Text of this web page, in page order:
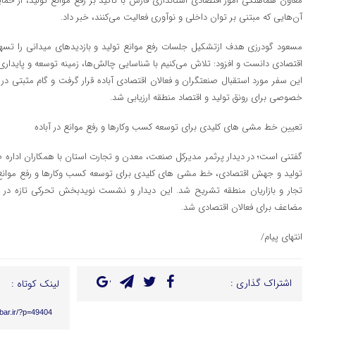
آن‌هایی که مبتنی بر توان داخلی و نوآوری فعالیت می‌کنند، خبر داد.
مسعود گودرزی هدف ازتشکیل جلسات رفع موانع تولید و بازدیدهای میدانی را
اقتصادی دانست و افزود: تلاش می‌کنیم با شناسایی چالش‌ها، زمینه توسعه و
این سفر مورد استقبال صنعتگران و فعالان اقتصادی آباده قرار گرفت و گام
خصوصی برای رونق تولید و اقتصاد منطقه ارزیابی شد.
تعیین خط مشی های کلیدی برای توسعه کسب وکارها و رفع موانع در آباده
گفتنی است؛ در دیدار پرثمر مدیرکل صنعت، معدن و تجارت استان با همکاران اداره
تولید و جهش اقتصادی، خط مشی های کلیدی برای توسعه کسب وکارها و رفع
تجار و بازاریان منطقه تشریح شد. این دیدار و نشست نویدبخش تحرکی تازه
مضاعف برای فعالان اقتصادی شد.
انتهای پیام/
اشتراک گذاری : لینک کوتاه :
?p=49404